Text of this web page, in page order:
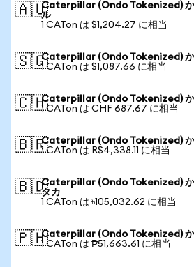
🇦🇺Caterpillar (Ondo Tokenized) か
ル
1 CATon は $1,204.27 に相当
🇸🇬Caterpillar (Ondo Tokenized) か
1 CATon は $1,087.66 に相当
🇨🇭Caterpillar (Ondo Tokenized) か
1 CATon は CHF 687.67 に相当
🇧🇷Caterpillar (Ondo Tokenized) か
1 CATon は R$4,338.11 に相当
🇧🇩Caterpillar (Ondo Tokenized) か
タカ
1 CATon は ৳105,032.62 に相当
🇵🇭Caterpillar (Ondo Tokenized) か
1 CATon は ₱51,663.61 に相当